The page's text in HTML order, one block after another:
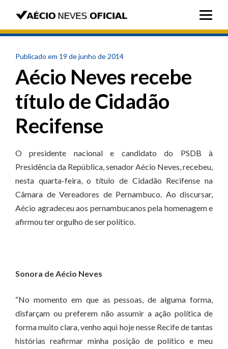
Publicado em 19 de junho de 2014
Aécio Neves recebe
título de Cidadão
Recifense
O presidente nacional e candidato do PSDB à
Presidência da República, senador Aécio Neves, recebeu,
nesta quarta-feira, o título de Cidadão Recifense na
Câmara de Vereadores de Pernambuco. Ao discursar,
Aécio agradeceu aos pernambucanos pela homenagem e
afirmou ter orgulho de ser político.
Sonora de Aécio Neves
“No momento em que as pessoas, de alguma forma,
disfarçam ou preferem não assumir a ação política de
forma muito clara, venho aqui hoje nesse Recife de tantas
histórias reafirmar minha posição de político e meu